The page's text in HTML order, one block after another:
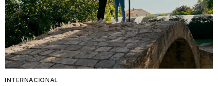
INTERNACIONAL